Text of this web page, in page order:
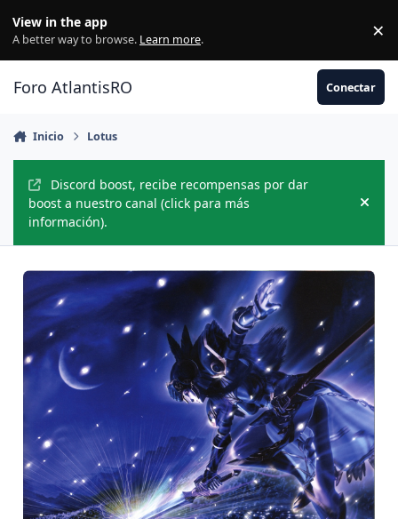
View in the app
A better way to browse. Learn more. ×
Foro AtlantisRO Conectar
Inicio Lotus
Discord boost, recibe recompensas por dar
boost a nuestro canal (click para más
información).
Hide